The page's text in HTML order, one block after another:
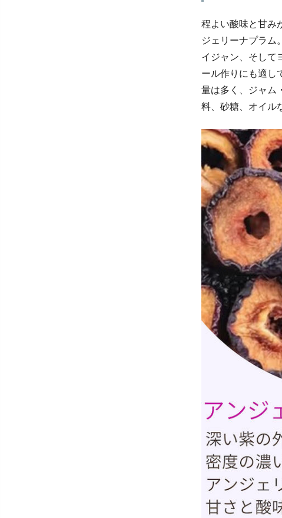
程よい酸味と甘み
ジェリーナプラム
イジャン、そして
ール作りにも適し
量は多く、ジャム
料、砂糖、オイル